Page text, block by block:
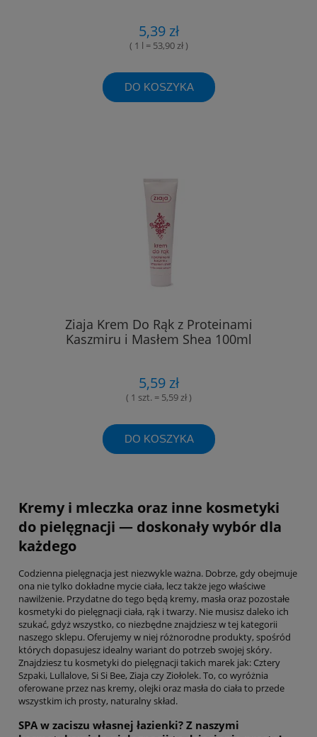
5,39 zł
( 1 l = 53,90 zł )
DO KOSZYKA
Ziaja Krem Do Rąk z Proteinami
Kaszmiru i Masłem Shea 100ml
5,59 zł
( 1 szt. = 5,59 zł )
DO KOSZYKA
Kremy i mleczka oraz inne kosmetyki
do pielęgnacji — doskonały wybór dla
każdego
Codzienna pielęgnacja jest niezwykle ważna. Dobrze, gdy obejmuje
ona nie tylko dokładne mycie ciała, lecz także jego właściwe
nawilżenie. Przydatne do tego będą kremy, masła oraz pozostałe
kosmetyki do pielęgnacji ciała, rąk i twarzy. Nie musisz daleko ich
szukać, gdyż wszystko, co niezbędne znajdziesz w tej kategorii
naszego sklepu. Oferujemy w niej różnorodne produkty, spośród
których dopasujesz idealny wariant do potrzeb swojej skóry.
Znajdziesz tu kosmetyki do pielęgnacji takich marek jak: Cztery
Szpaki, Lullalove, Si Si Bee, Ziaja czy Ziołolek. To, co wyróżnia
oferowane przez nas kremy, olejki oraz masła do ciała to przede
wszystkim ich prosty, naturalny skład.
SPA w zaciszu własnej łazienki? Z naszymi